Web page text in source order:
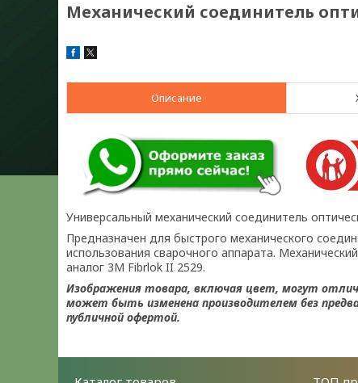
Механический соединитель
Описание
Универсальный механический соединитель
Предназначен для быстрого механического
использования сварочного аппарата.
аналог 3M Fibrlok II 2529.
Изображения товара, включая цвет, могут
может быть изменена производителем без
публичной офертой.